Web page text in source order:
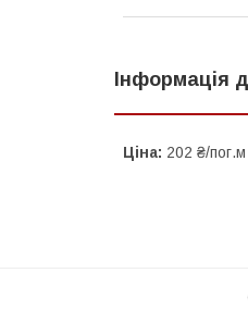
Інформація
Ціна: 202 ₴/пог.м